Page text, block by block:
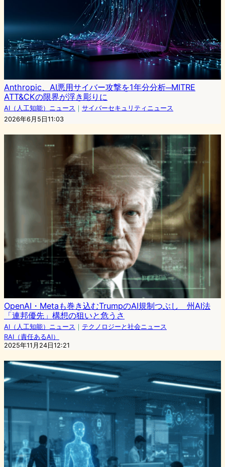
Anthropic、AI悪用サイバー攻撃を1年分分析─MITRE
ATT&CKの限界が浮き彫りに
AI（人工知能）ニュース ｜ サイバーセキュリティニュース
2026年6月5日11:03
OpenAI・Metaも巻き込むTrumpのAI規制つぶし 州AI法
「連邦優先」構想の狙いと危うさ
AI（人工知能）ニュース ｜ テクノロジーと社会ニュース
RAI（責任あるAI）
2025年11月24日12:21